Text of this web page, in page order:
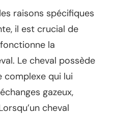
raisons spécifiques
il est crucial de
la
Le cheval possède
complexe qui lui
gazeux,
cheval